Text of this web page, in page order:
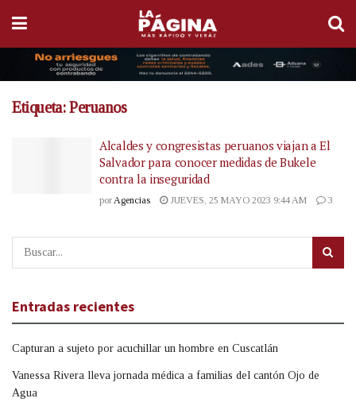
Etiqueta:Peruanos
Alcaldes y congresistas peruanos viajan a El
Salvador para conocer medidas de Bukele
contra la inseguridad
por Agencias JUEVES, 25 MAYO 2023 9:44 AM 3
Entradas recientes
Capturan a sujeto por acuchillar un hombre en Cuscatlán
Vanessa Rivera lleva jornada médica a familias del cantón Ojo de
Agua